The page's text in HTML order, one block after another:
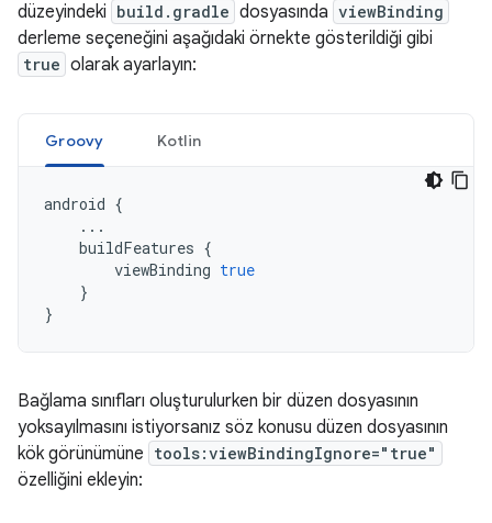
düzeyindeki build.gradle dosyasında viewBinding
derleme seçeneğini aşağıdaki örnekte gösterildiği gibi
true olarak ayarlayın:
Groovy Kotlin
android {
...
buildFeatures {
viewBinding true
}
}
Bağlama sınıfları oluşturulurken bir düzen dosyasının
yoksayılmasını istiyorsanız söz konusu düzen dosyasının
kök görünümüne tools:viewBindingIgnore="true"
özelliğini ekleyin: